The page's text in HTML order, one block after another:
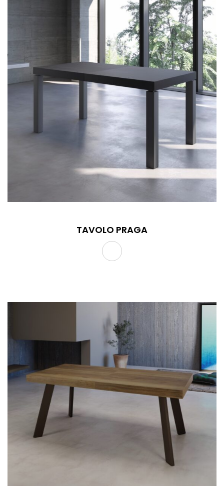
TAVOLO PRAGA